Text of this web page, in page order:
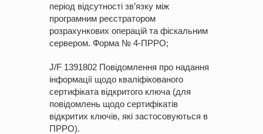
період відсутності зв’язку між
програмним реєстратором
розрахункових операцій та фіскальним
сервером. Форма № 4-ПРРО;
J/F 1391802 Повідомлення про надання
інформації щодо кваліфікованого
сертифіката відкритого ключа (для
повідомлень щодо сертифікатів
відкритих ключів, які застосовуються в
ПРРО).